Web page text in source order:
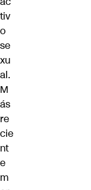
tiv
o
se
xu
al.
M
ás
re
cie
nt
e
m